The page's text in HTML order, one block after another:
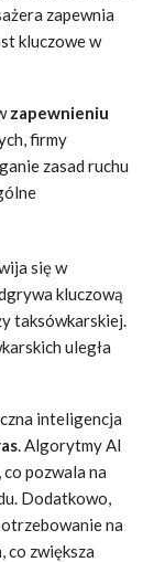
zapewnia
kluczowe w
zapewnieniu
firmy
zasad ruchu
się w
kluczową
taksówkarskiej.
uległa
inteligencja
. Algorytmy AI
pozwala na
Dodatkowo,
na
co zwiększa